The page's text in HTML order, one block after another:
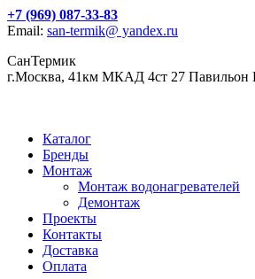
+7 (969) 087-33-83
Email: san-termik@ yandex.ru
СанТермик
г.Москва, 41км МКАД 4ст 27 Павильон
Каталог
Бренды
Монтаж
Монтаж водонагревателей
Демонтаж
Проекты
Контакты
Доставка
Оплата